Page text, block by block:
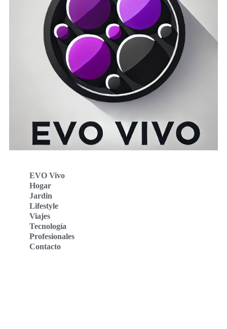
EVO Vivo
Hogar
Jardin
Lifestyle
Viajes
Tecnología
Profesionales
Contacto